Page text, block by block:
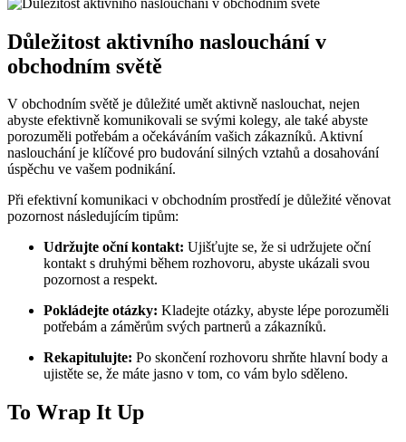
Důležitost aktivního naslouchání v
obchodním světě
V obchodním světě je důležité umět aktivně naslouchat, nejen
abyste efektivně komunikovali se svými kolegy, ale také abyste
porozuměli potřebám a očekáváním vašich zákazníků. Aktivní
naslouchání je klíčové pro budování silných vztahů a dosahování
úspěchu ve vašem podnikání.
Při efektivní komunikaci v obchodním prostředí je důležité věnovat
pozornost následujícím tipům:
Udržujte oční kontakt: Ujišťujte se, že si udržujete oční
kontakt s druhými během rozhovoru, abyste ukázali svou
pozornost a respekt.
Pokládejte otázky: Kladejte otázky, abyste lépe porozuměli
potřebám a záměrům svých partnerů a zákazníků.
Rekapitulujte: Po skončení rozhovoru shrňte hlavní body a
ujistěte se, že máte jasno v tom, co vám bylo sděleno.
To Wrap It Up